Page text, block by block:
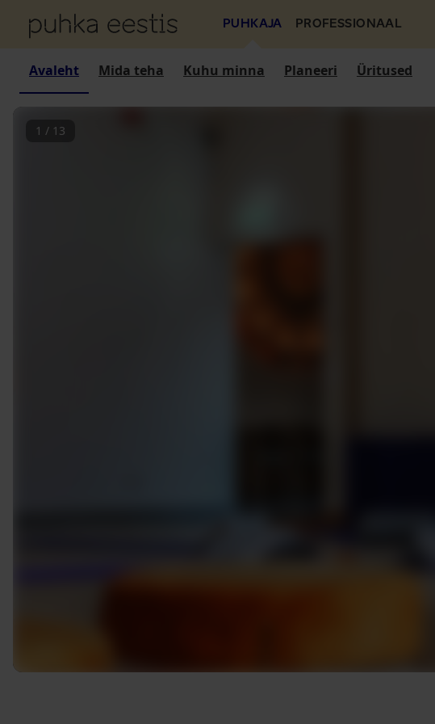
PUHKAJA PROFESSIONAAL
Avaleht Mida teha Kuhu minna Planeeri Üritused
1 / 13